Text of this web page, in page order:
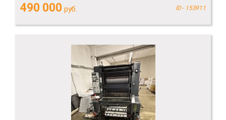
490 000 руб. ID - 153911